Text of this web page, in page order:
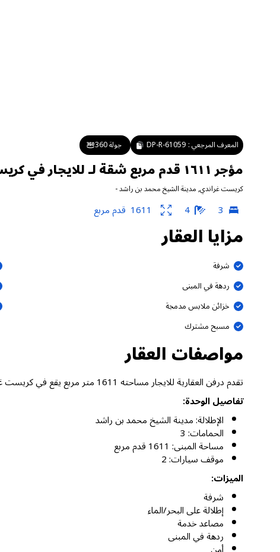
المعرف المرجعي : DP-R-61059 جولة 360
مؤجر ١٦١١ قدم مربع شقة لـ للايجار في كريست غراندي ، مدينة الشيخ محمد بن راشد
كريست غراندي,مدينة الشيخ محمد بن راشد-
3
4
1611 قدم مربع
مزايا العقار
شرفة
ردهة في المبنى
خزائن ملابس مدمجة
مسبح مشترك
مواصفات العقار
تقدم درفن العقارية للايجار مساحته 1611 متر مربع يقع في كريست غراندي، مدينة الشيخ محمد بن راشد دبي.
تفاصيل الوحدة:
الإطلالة: مدينة الشيخ محمد بن راشد
الحمامات: 3
مساحة المبنى: 1611 قدم مربع
موقف سيارات: 2
الميزات:
شرفة
إطلالة على البحر/الماء
مصاعد خدمة
ردهة في المبنى